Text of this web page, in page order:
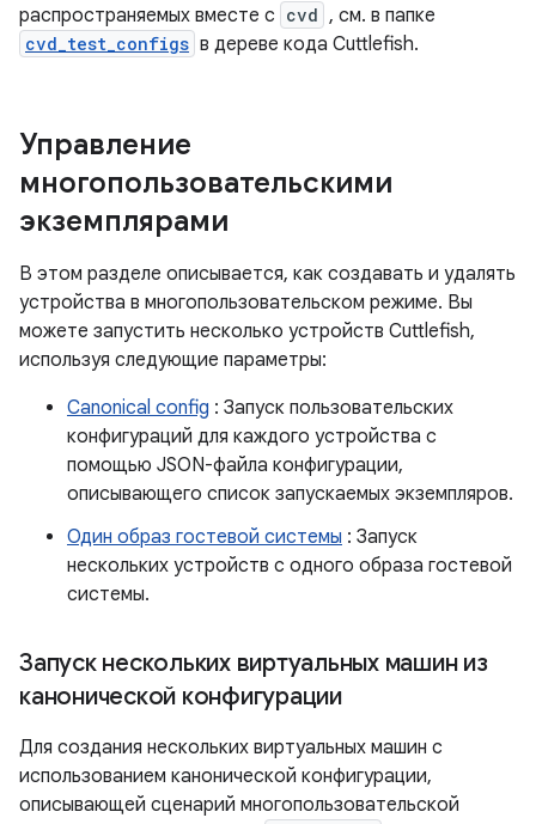
распространяемых вместе с cvd , см. в папке
cvd_test_configs в дереве кода Cuttlefish.
Управление
многопользовательскими
экземплярами
В этом разделе описывается, как создавать и удалять
устройства в многопользовательском режиме. Вы
можете запустить несколько устройств Cuttlefish,
используя следующие параметры:
Canonical config : Запуск пользовательских
конфигураций для каждого устройства с
помощью JSON-файла конфигурации,
описывающего список запускаемых экземпляров.
Один образ гостевой системы : Запуск
нескольких устройств с одного образа гостевой
системы.
Запуск нескольких виртуальных машин из
канонической конфигурации
Для создания нескольких виртуальных машин с
использованием канонической конфигурации,
описывающей сценарий многопользовательской